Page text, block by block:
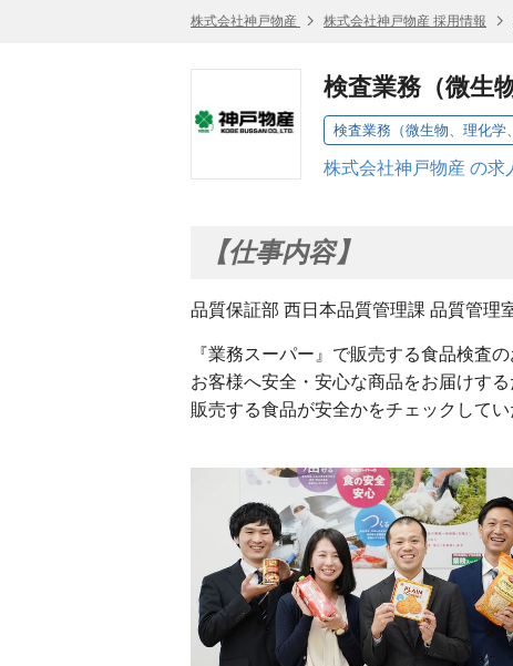
株式会社神戸物産 株式会社神戸物産 採用情報
検査業務（微生
検査業務（微生物、理化学
株式会社神戸物産 の求
【仕事内容】
品質保証部 西日本品質管理課 品質管理
『業務スーパー』で販売する食品検査の
お客様へ安全・安心な商品をお届けする
販売する食品が安全かをチェックしてい